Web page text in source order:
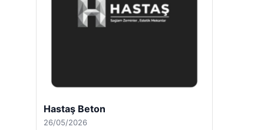
Hastaş Beton
26/05/2026